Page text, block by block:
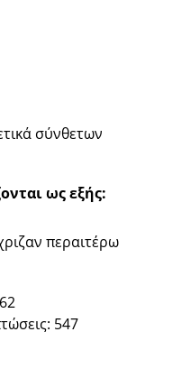
σύνθετων
ως εξής:
περαιτέρω
547